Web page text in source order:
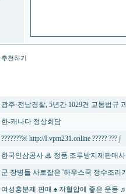
추천하기
광주·전남경찰, 5년간 1029건 교통법규
한-캐나다 정상회담
???????※ http://I.vpm231.online ????? ??? ∫
한국인삼공사 ♨ 정품 조루방지제판매
군 장병들 사로잡은 '하우스쿡 정수조리
여성흥분제 판매 ♠ 저혈압에 좋은 운동